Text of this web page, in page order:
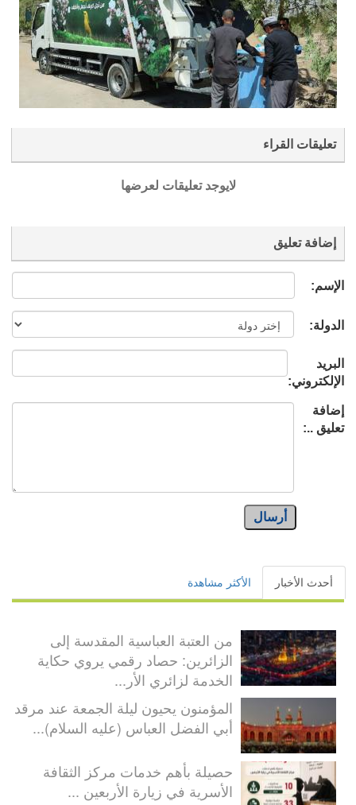
تعليقات القراء
لايوجد تعليقات لعرضها
إضافة تعليق
الإسم:
الدولة:
البريد
الإلكتروني:
إضافة
تعليق ..:
أرسال
أحدث الأخبار الأكثر مشاهدة
من العتبة العباسية المقدسة إلى
الزائرين: حصاد رقمي يروي حكاية
الخدمة لزائري الأر...
المؤمنون يحيون ليلة الجمعة عند مرقد
أبي الفضل العباس (عليه السلام)...
حصيلة بأهم خدمات مركز الثقافة
الأسرية في زيارة الأربعين ...